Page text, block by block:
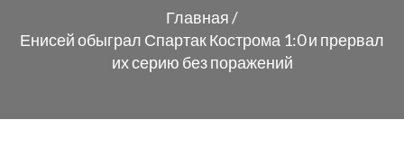
Главная/
Енисей обыграл Спартак Кострома 1:0 и прервал
их серию без поражений